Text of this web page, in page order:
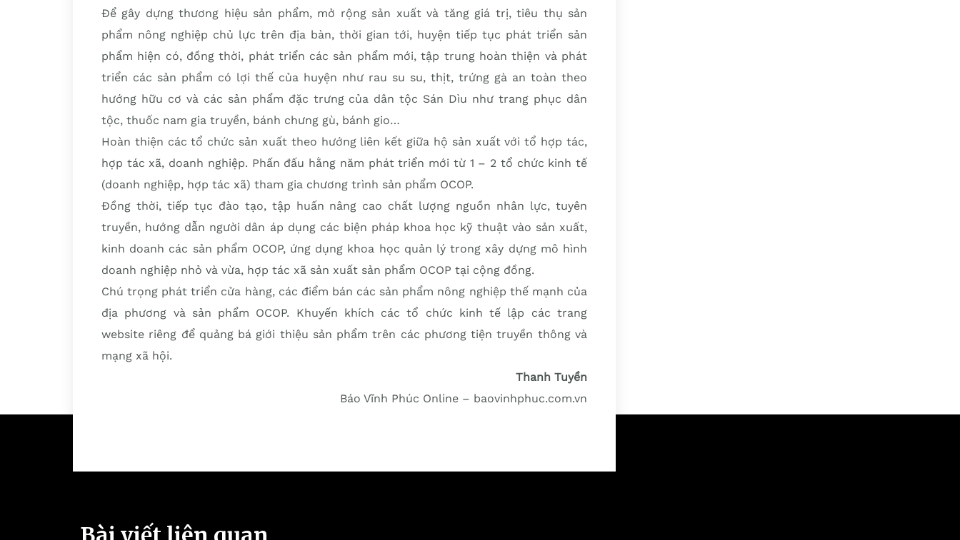
Để gây dựng thương hiệu sản phẩm, mở rộng sản xuất và tăng giá trị, tiêu thụ sản
phẩm nông nghiệp chủ lực trên địa bàn, thời gian tới, huyện tiếp tục phát triển sản
phẩm hiện có, đồng thời, phát triển các sản phẩm mới, tập trung hoàn thiện và phát
triển các sản phẩm có lợi thế của huyện như rau su su, thịt, trứng gà an toàn theo
hướng hữu cơ và các sản phẩm đặc trưng của dân tộc Sán Dìu như trang phục dân
tộc, thuốc nam gia truyền, bánh chưng gù, bánh gio…
Hoàn thiện các tổ chức sản xuất theo hướng liên kết giữa hộ sản xuất với tổ hợp tác,
hợp tác xã, doanh nghiệp. Phấn đấu hằng năm phát triển mới từ 1 – 2 tổ chức kinh tế
(doanh nghiệp, hợp tác xã) tham gia chương trình sản phẩm OCOP.
Đồng thời, tiếp tục đào tạo, tập huấn nâng cao chất lượng nguồn nhân lực, tuyên
truyền, hướng dẫn người dân áp dụng các biện pháp khoa học kỹ thuật vào sản xuất,
kinh doanh các sản phẩm OCOP, ứng dụng khoa học quản lý trong xây dựng mô hình
doanh nghiệp nhỏ và vừa, hợp tác xã sản xuất sản phẩm OCOP tại cộng đồng.
Chú trọng phát triển cửa hàng, các điểm bán các sản phẩm nông nghiệp thế mạnh của
địa phương và sản phẩm OCOP. Khuyến khích các tổ chức kinh tế lập các trang
website riêng để quảng bá giới thiệu sản phẩm trên các phương tiện truyền thông và
mạng xã hội.
Thanh Tuyền
Báo Vĩnh Phúc Online – baovinhphuc.com.vn